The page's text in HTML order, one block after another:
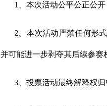
1、本次活动公平公正公
2、本次活动严禁任何形
并可能进一步剥夺其后续参赛
3、投票活动最终解释权